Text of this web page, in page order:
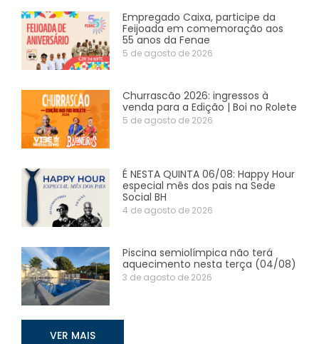
Empregado Caixa, participe da
Feijoada em comemoração aos
55 anos da Fenae
5 de agosto de 2026
Churrascão 2026: ingressos à
venda para a Edição | Boi no Rolete
5 de agosto de 2026
É NESTA QUINTA 06/08: Happy Hour
especial mês dos pais na Sede
Social BH
4 de agosto de 2026
Piscina semiolímpica não terá
aquecimento nesta terça (04/08)
3 de agosto de 2026
VER MAIS